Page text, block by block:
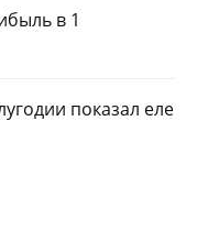
в 1
показал еле